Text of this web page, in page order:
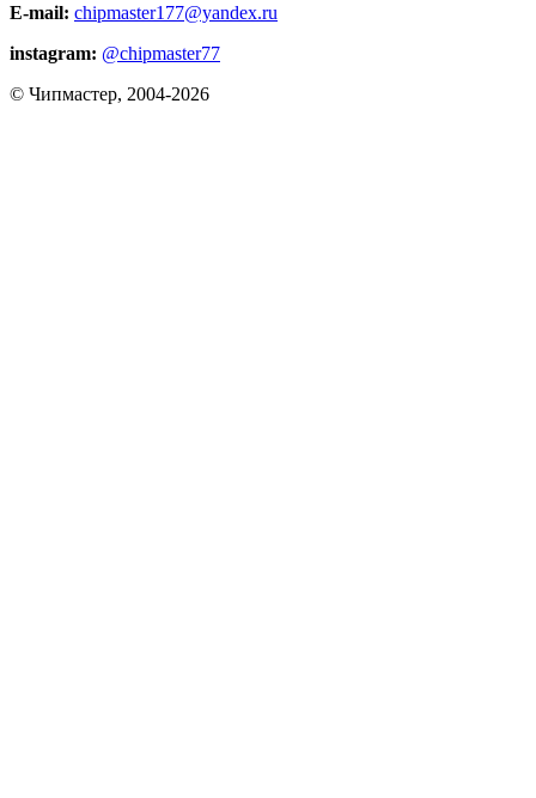
E-mail: chipmaster177@yandex.ru
instagram: @chipmaster77
© Чипмастер, 2004-2026